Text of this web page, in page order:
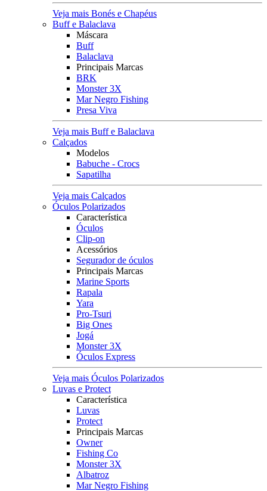
Veja mais Bonés e Chapéus
Buff e Balaclava
Máscara
Buff
Balaclava
Principais Marcas
BRK
Monster 3X
Mar Negro Fishing
Presa Viva
Veja mais Buff e Balaclava
Calçados
Modelos
Babuche - Crocs
Sapatilha
Veja mais Calçados
Óculos Polarizados
Característica
Óculos
Clip-on
Acessórios
Segurador de óculos
Principais Marcas
Marine Sports
Rapala
Yara
Pro-Tsuri
Big Ones
Jogá
Monster 3X
Óculos Express
Veja mais Óculos Polarizados
Luvas e Protect
Característica
Luvas
Protect
Principais Marcas
Owner
Fishing Co
Monster 3X
Albatroz
Mar Negro Fishing